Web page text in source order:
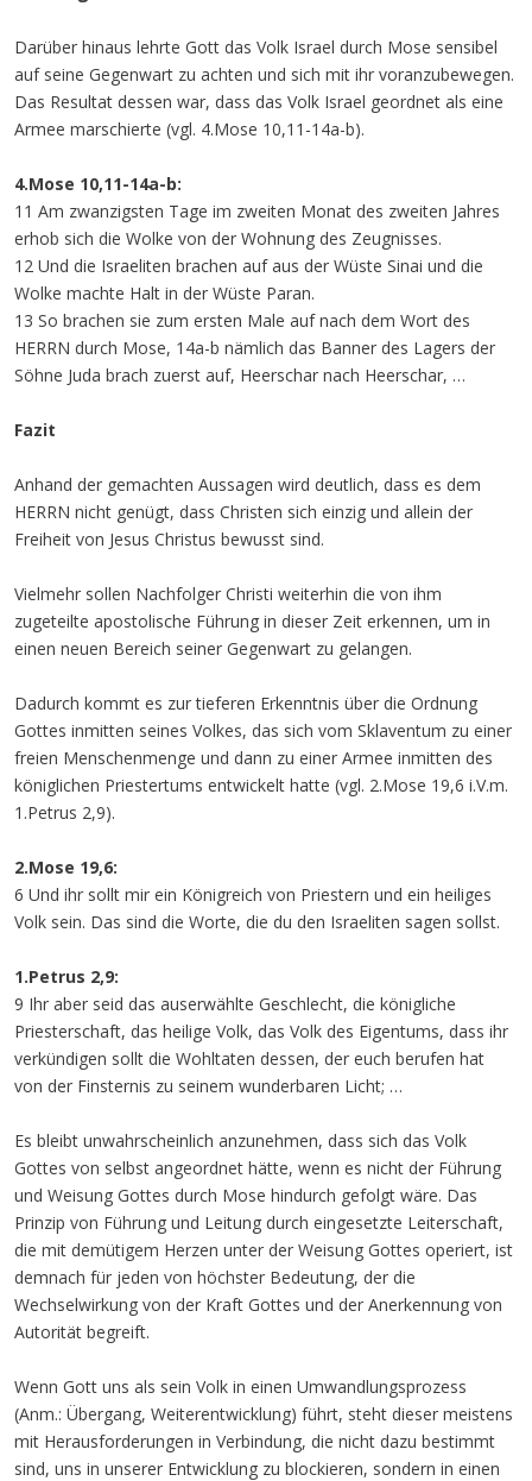
Darüber hinaus lehrte Gott das Volk Israel durch Mose sensibel
auf seine Gegenwart zu achten und sich mit ihr voranzubewegen.
Das Resultat dessen war, dass das Volk Israel geordnet als eine
Armee marschierte (vgl. 4.Mose 10,11-14a-b).
4.Mose 10,11-14a-b:
11 Am zwanzigsten Tage im zweiten Monat des zweiten Jahres
erhob sich die Wolke von der Wohnung des Zeugnisses.
12 Und die Israeliten brachen auf aus der Wüste Sinai und die
Wolke machte Halt in der Wüste Paran.
13 So brachen sie zum ersten Male auf nach dem Wort des
HERRN durch Mose, 14a-b nämlich das Banner des Lagers der
Söhne Juda brach zuerst auf, Heerschar nach Heerschar, …
Fazit
Anhand der gemachten Aussagen wird deutlich, dass es dem
HERRN nicht genügt, dass Christen sich einzig und allein der
Freiheit von Jesus Christus bewusst sind.
Vielmehr sollen Nachfolger Christi weiterhin die von ihm
zugeteilte apostolische Führung in dieser Zeit erkennen, um in
einen neuen Bereich seiner Gegenwart zu gelangen.
Dadurch kommt es zur tieferen Erkenntnis über die Ordnung
Gottes inmitten seines Volkes, das sich vom Sklaventum zu einer
freien Menschenmenge und dann zu einer Armee inmitten des
königlichen Priestertums entwickelt hatte (vgl. 2.Mose 19,6 i.V.m.
1.Petrus 2,9).
2.Mose 19,6:
6 Und ihr sollt mir ein Königreich von Priestern und ein heiliges
Volk sein. Das sind die Worte, die du den Israeliten sagen sollst.
1.Petrus 2,9:
9 Ihr aber seid das auserwählte Geschlecht, die königliche
Priesterschaft, das heilige Volk, das Volk des Eigentums, dass ihr
verkündigen sollt die Wohltaten dessen, der euch berufen hat
von der Finsternis zu seinem wunderbaren Licht; …
Es bleibt unwahrscheinlich anzunehmen, dass sich das Volk
Gottes von selbst angeordnet hätte, wenn es nicht der Führung
und Weisung Gottes durch Mose hindurch gefolgt wäre. Das
Prinzip von Führung und Leitung durch eingesetzte Leiterschaft,
die mit demütigem Herzen unter der Weisung Gottes operiert, ist
demnach für jeden von höchster Bedeutung, der die
Wechselwirkung von der Kraft Gottes und der Anerkennung von
Autorität begreift.
Wenn Gott uns als sein Volk in einen Umwandlungsprozess
(Anm.: Übergang, Weiterentwicklung) führt, steht dieser meistens
mit Herausforderungen in Verbindung, die nicht dazu bestimmt
sind, uns in unserer Entwicklung zu blockieren, sondern in einen